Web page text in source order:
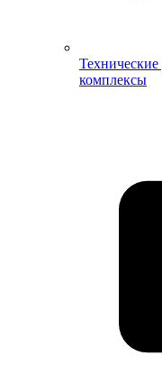
Технические
комплексы